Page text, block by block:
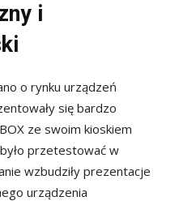
i
o rynku urządzeń
się bardzo
ze swoim kioskiem
przetestować w
wzbudziły prezentacje
urządzenia